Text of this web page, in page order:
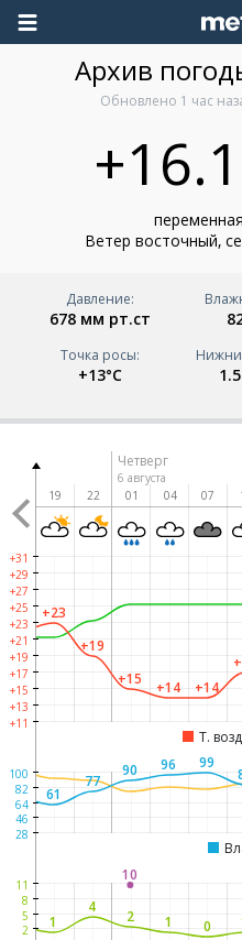
Архив
Обновлено 1 час
Ветер восточный,
Давление:
678 мм рт.ст
Точка росы:
+13°C
19 22
Четверг
6 августа
01
04 07
+22
+23
+19
+15
+14 +14
68 61
77
90 96 99
10
1
4
2 1 0
+31
+29
+27
+25
+23
+21
+19
+17
+15
+13
+11
Т.
100
82
64
46
28
11
8
5
2